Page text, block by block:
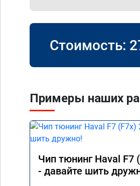
Стоимость:
Примеры наших
Чип тюнинг Haval F7
- давайте шить